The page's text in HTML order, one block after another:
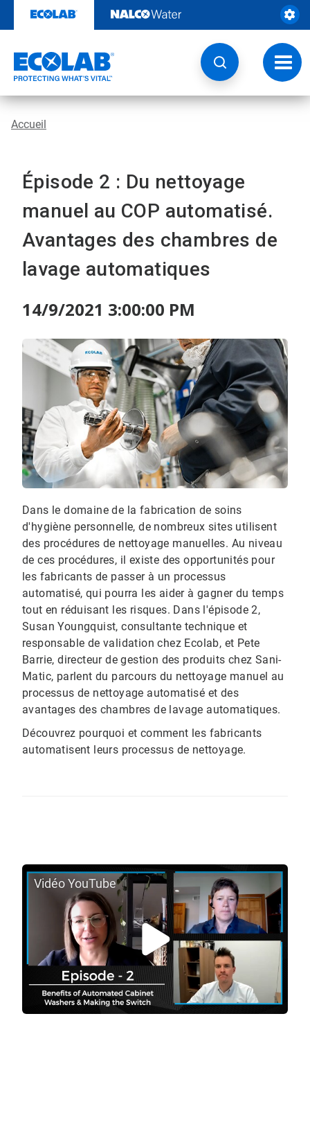
contenu
la
Accueil
Épisode 2 : Du nettoyage
manuel au COP automatisé.
Avantages des chambres de
lavage automatiques
14/9/2021 3:00:00 PM
Dans le domaine de la fabrication de soins
d'hygiène personnelle, de nombreux sites utilisent
des procédures de nettoyage manuelles. Au niveau
de ces procédures, il existe des opportunités pour
les fabricants de passer à un processus
automatisé, qui pourra les aider à gagner du temps
tout en réduisant les risques. Dans l'épisode 2,
Susan Youngquist, consultante technique et
responsable de validation chez Ecolab, et Pete
Barrie, directeur de gestion des produits chez Sani-
Matic, parlent du parcours du nettoyage manuel au
processus de nettoyage automatisé et des
avantages des chambres de lavage automatiques.
Découvrez pourquoi et comment les fabricants
automatisent leurs processus de nettoyage.
Vidéo YouTube